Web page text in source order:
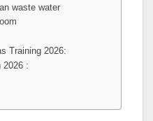
waste water
Training 2026:
2026 :